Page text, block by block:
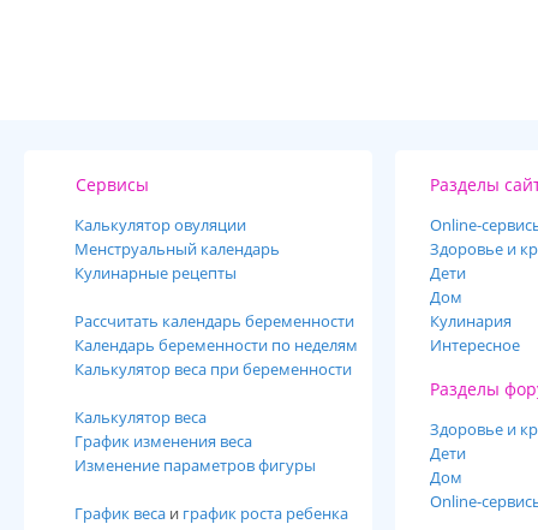
Сервисы
Калькулятор овуляции
Менструальный календарь
Кулинарные рецепты
Рассчитать календарь беременности
Календарь беременности по неделям
Калькулятор веса при беременности
Калькулятор веса
График изменения веса
Изменение параметров фигуры
График веса и график роста ребенка
Разделы
Online-
Здоровье и
Дети
Дом
Кулинария
Интересное
Разделы
Здоровье и
Дети
Дом
Online-